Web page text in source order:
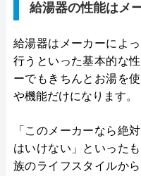
給湯器の性能はメ
給湯器はメーカーによ
行うといった基本的な
ーでもきちんとお湯を
や機能だけになります。
「このメーカーなら絶
はいけない」といった
族のライフスタイルか